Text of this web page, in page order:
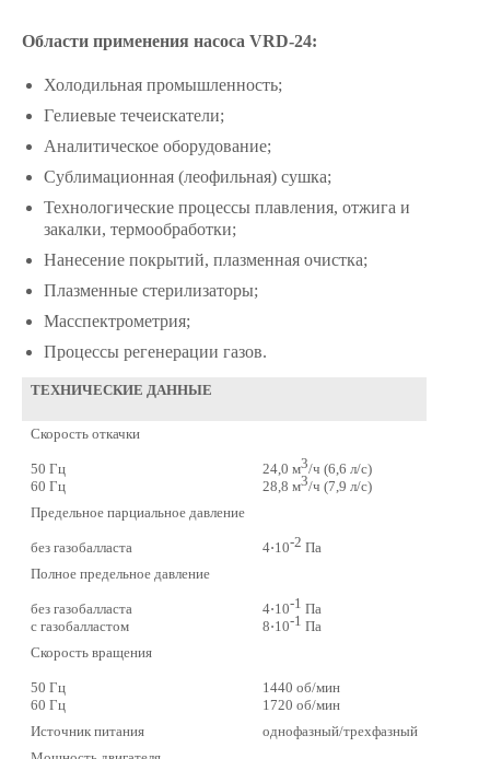
Области применения насоса VRD-24:
Холодильная промышленность;
Гeлиевые течеискатели;
Аналитическое оборудование;
Сублимационная (леофильная) сушка;
Технологические процессы плавления, отжига и
закалки, термообработки;
Нанесение покрытий, плазменная очистка;
Плазменные стерилизаторы;
Масспектрометрия;
Процессы регенерации газов.
ТЕХНИЧЕСКИЕ ДАННЫЕ
Скорость откачки
50 Гц
60 Гц
24,0 м3/ч (6,6 л/с)
28,8 м3/ч (7,9 л/с)
Предельное парциальное давление
без газобалласта 4⋅10-2 Па
Полное предельное давление
без газобалласта
с газобалластом
4⋅10-1 Па
8⋅10-1 Па
Скорость вращения
50 Гц
60 Гц
1440 об/мин
1720 об/мин
Источник питания
однофазный/трехфазный